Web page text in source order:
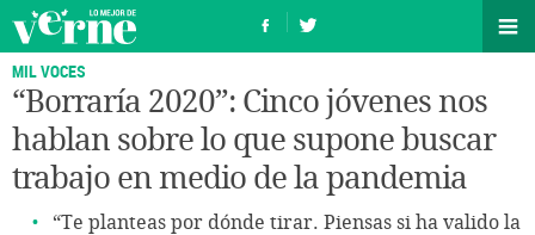
MIL VOCES
“Borraría 2020”: Cinco jóvenes nos
hablan sobre lo que supone buscar
trabajo en medio de la pandemia
“Te planteas por dónde tirar. Piensas si ha valido la